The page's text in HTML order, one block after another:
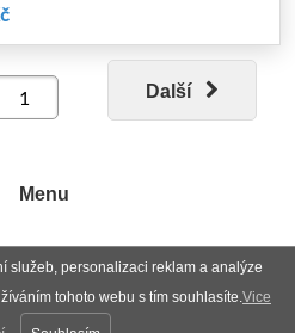
služeb, personalizaci reklam a analýze
tohoto webu s tím souhlasíte.Vice
Další
Menu